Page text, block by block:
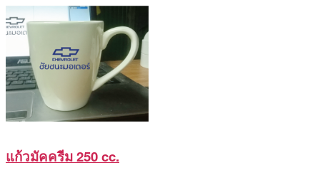
แก้วมัคครีม 250 cc.